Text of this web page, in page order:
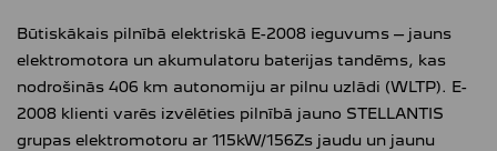
Būtiskākais pilnībā elektriskā E-2008 ieguvums – jauns
elektromotora un akumulatoru baterijas tandēms, kas
nodrošinās 406 km autonomiju ar pilnu uzlādi (WLTP). E-
2008 klienti varēs izvēlēties pilnībā jauno STELLANTIS
grupas elektromotoru ar 115kW/156Zs jaudu un jaunu